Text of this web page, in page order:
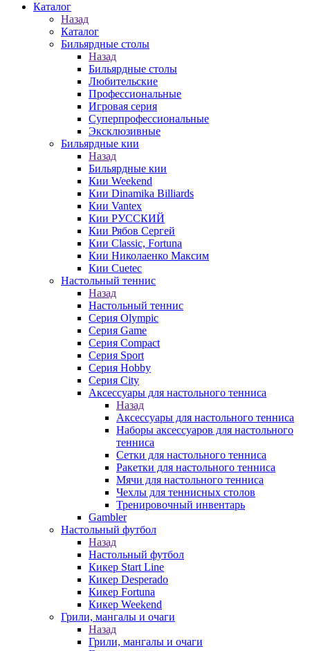
Каталог
Назад
Каталог
Бильярдные столы
Назад
Бильярдные столы
Любительские
Профессиональные
Игровая серия
Суперпрофессиональные
Эксклюзивные
Бильярдные кии
Назад
Бильярдные кии
Кии Weekend
Кии Dinamika Billiards
Кии Vantex
Кии РУССКИЙ
Кии Рябов Сергей
Кии Classic, Fortuna
Кии Николаенко Максим
Кии Cuetec
Настольный теннис
Назад
Настольный теннис
Серия Olympic
Серия Game
Серия Compact
Серия Sport
Серия Hobby
Серия City
Аксессуары для настольного тенниса
Назад
Аксессуары для настольного тенниса
Наборы аксессуаров для настольного
тенниса
Сетки для настольного тенниса
Ракетки для настольного тенниса
Мячи для настольного тенниса
Чехлы для теннисных столов
Тренировочный инвентарь
Gambler
Настольный футбол
Назад
Настольный футбол
Кикер Start Line
Кикер Desperado
Кикер Fortuna
Кикер Weekend
Грили, мангалы и очаги
Назад
Грили, мангалы и очаги